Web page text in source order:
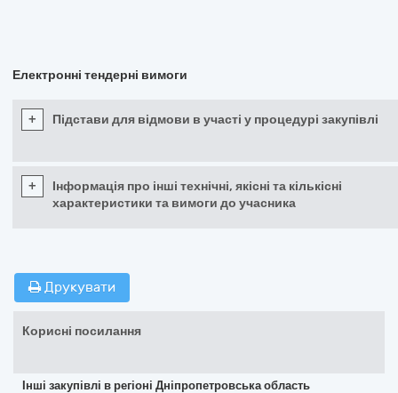
Електронні тендерні вимоги
+ Підстави для відмови в участі у процедурі закупівлі
+
Інформація про інші технічні, якісні та кількісні
характеристики та вимоги до учасника
Друкувати
Корисні посилання
Інші закупівлі в регіоні Дніпропетровська область